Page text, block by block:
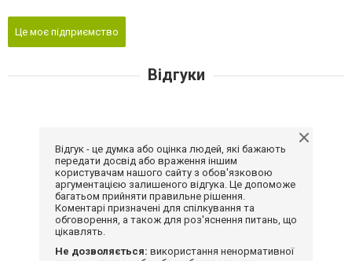
Це моє підприємство
Відгуки
Відгук - це думка або оцінка людей, які бажають
передати досвід або враження іншим
користувачам нашого сайту з обов'язковою
аргументацією залишеного відгука. Це допоможе
багатьом прийняти правильне рішення.
Коментарі призначені для спілкування та
обговорення, а також для роз'яснення питань, що
цікавлять.
Не дозволяється: використання ненормативної